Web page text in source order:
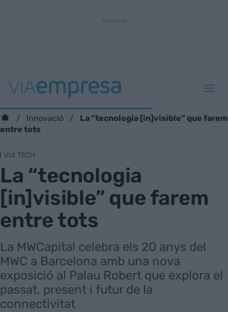
Innovació
La “tecnologia [in]visible” que farem
entre tots
VIA TECH
La “tecnologia
[in]visible” que farem
entre tots
La MWCapital celebra els 20 anys del
MWC a Barcelona amb una nova
exposició al Palau Robert que explora el
passat, present i futur de la
connectivitat